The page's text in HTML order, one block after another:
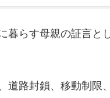
暮らす母親の証言
道路封鎖、移動制限